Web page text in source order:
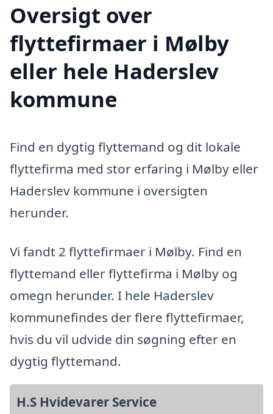
Oversigt over
flyttefirmaer i Mølby
eller hele Haderslev
kommune
Find en dygtig flyttemand og dit lokale
flyttefirma med stor erfaring i Mølby eller
Haderslev kommune i oversigten
herunder.
Vi fandt 2 flyttefirmaer i Mølby. Find en
flyttemand eller flyttefirma i Mølby og
omegn herunder. I hele Haderslev
kommunefindes der flere flyttefirmaer,
hvis du vil udvide din søgning efter en
dygtig flyttemand.
H.S Hvidevarer Service